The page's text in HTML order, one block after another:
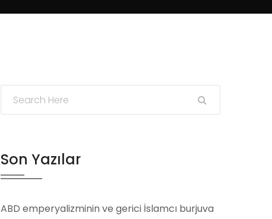
Son Yazılar
ABD emperyalizminin ve gerici İslamcı burjuva